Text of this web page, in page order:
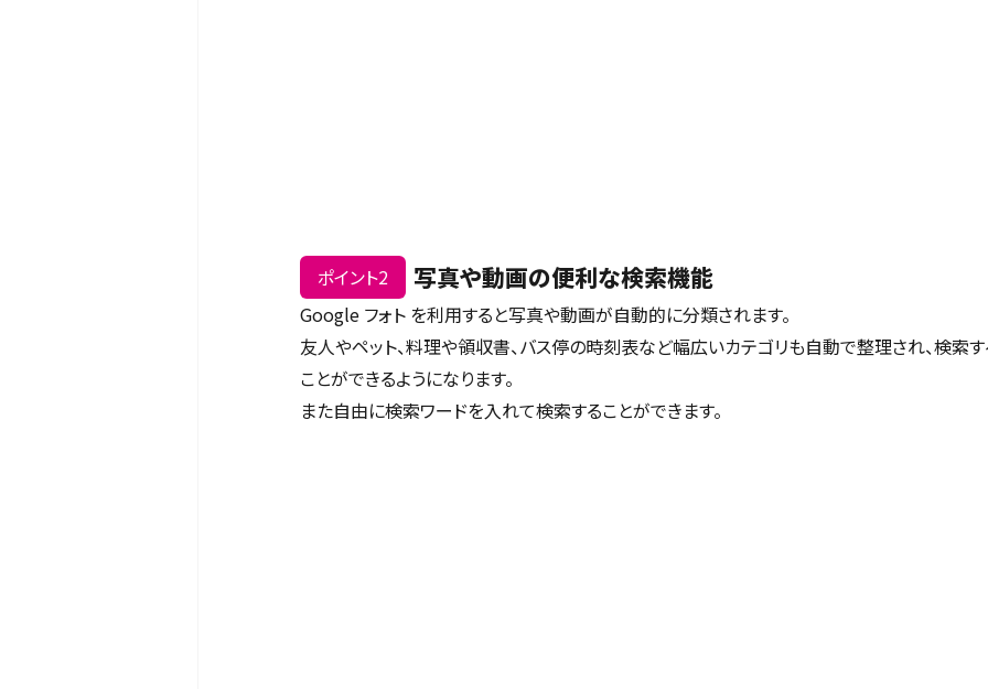
ポイント2 写真や動画の便利な検索機能
Google フォト を利用すると写真や動画が自動的に分類されます。
友人やペット、料理や領収書、バス停の時刻表など幅広いカテゴリも自動で整理され、検索
ことができるようになります。
また自由に検索ワードを入れて検索することができます。